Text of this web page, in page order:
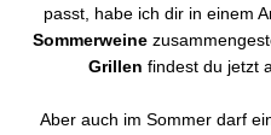
passt, habe ich dir in einem
Sommerweine
Grillen findest du jetzt
Aber auch im Sommer darf